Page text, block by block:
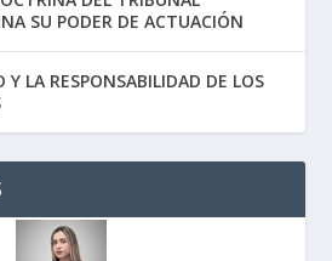
SU PODER DE ACTUACIÓN
Y LA RESPONSABILIDAD DE LOS